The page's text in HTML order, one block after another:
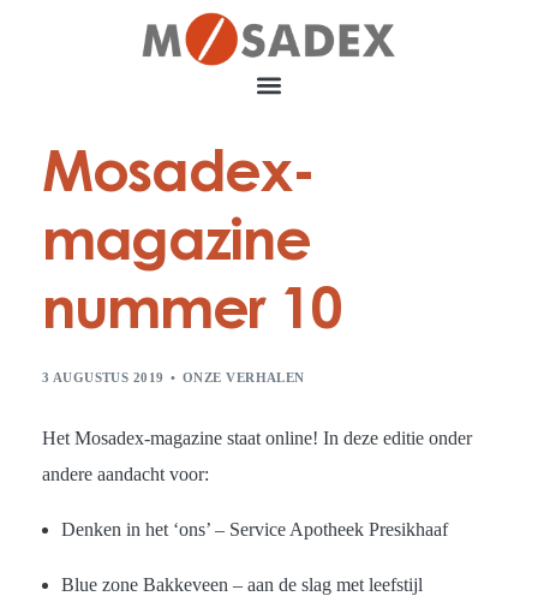
Mosadex-
magazine
nummer 10
3 AUGUSTUS 2019 ONZE VERHALEN
​Het Mosadex-magazine staat online! In deze editie onder
andere aandacht voor:
Denken in het ‘ons’ – Service Apotheek Presikhaaf
Blue zone Bakkeveen – aan de slag met leefstijl